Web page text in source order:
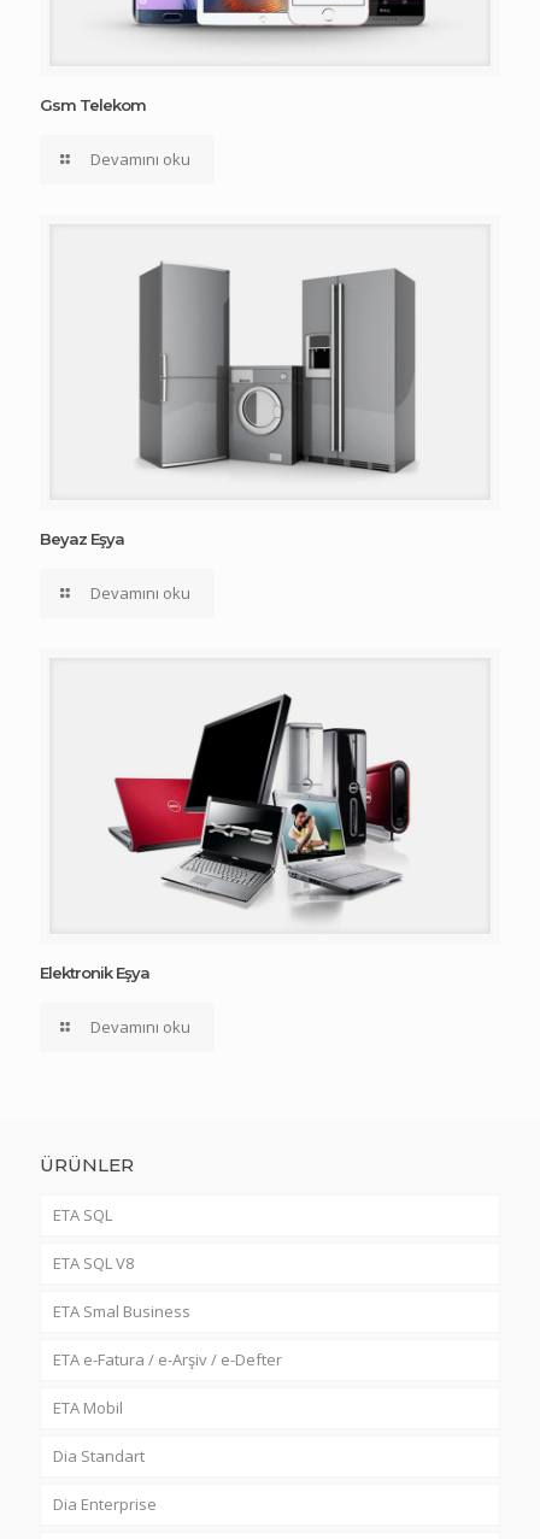
Gsm Telekom
Devamını oku
Beyaz Eşya
Devamını oku
Elektronik Eşya
Devamını oku
ÜRÜNLER
ETA SQL
ETA SQL V8
ETA Smal Business
ETA e-Fatura / e-Arşiv / e-Defter
ETA Mobil
Dia Standart
Dia Enterprise